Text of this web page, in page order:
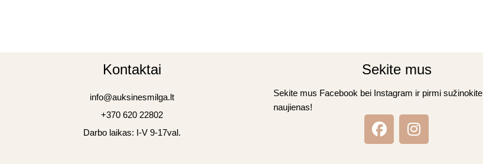
Kontaktai
info@auksinesmilga.lt
+370 620 22802
Darbo laikas: I-V 9-17val.
Sekite mus
Sekite mus Facebook bei Instagram ir pirmi sužinokite
naujienas!